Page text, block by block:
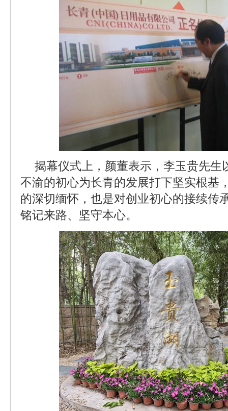
揭幕仪式上，颜董表示，李玉贵先生
不渝的初心为长青的发展打下坚实根基
的深切缅怀，也是对创业初心的接续传
铭记来路、坚守本心。